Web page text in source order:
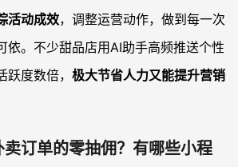
活动成效，调整运营动作，做到每一次
依。不少甜品店用AI助手高频推送个性
度数倍， 极大节省人力又能提升营销
订单的零抽佣？有哪些小程